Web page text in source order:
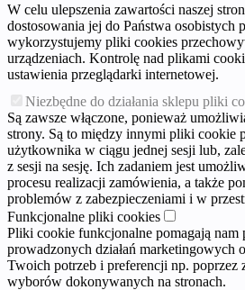
W celu ulepszenia zawartości naszej
dostosowania jej do Państwa osobistych
wykorzystujemy pliki cookies
urządzeniach. Kontrolę nad plikami
ustawienia przeglądarki internetowej.
Niezbędne do działania sklepu pliki
Są zawsze włączone, ponieważ
strony. Są to między innymi pliki cookie
użytkownika w ciągu jednej sesji lub,
z sesji na sesję. Ich zadaniem jest
procesu realizacji zamówienia, a także
problemów z zabezpieczeniami i w
Funkcjonalne pliki cookies
Pliki cookie funkcjonalne pomagają nam
prowadzonych działań marketingowych
Twoich potrzeb i preferencji np. poprzez
wyborów dokonywanych na stronach.